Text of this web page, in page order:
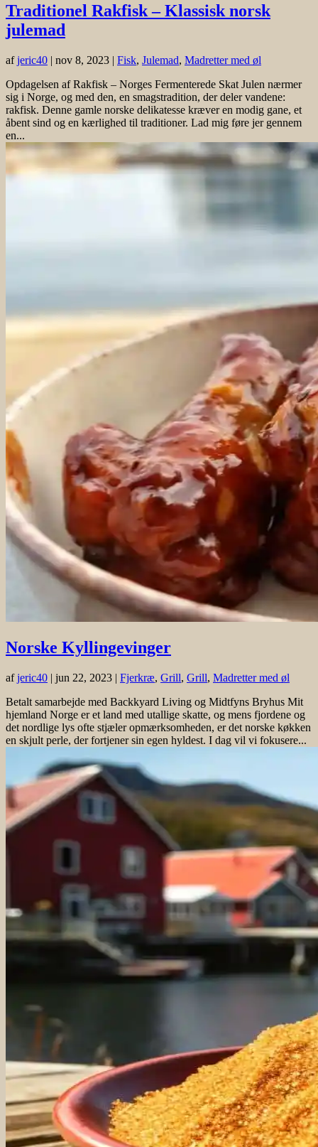
Traditionel Rakfisk – Klassisk norsk
julemad
afjeric40 | nov 8, 2023 | Fisk, Julemad, Madretter med øl
Opdagelsen af Rakfisk – Norges Fermenterede Skat Julen nærmer
sig i Norge, og med den, en smagstradition, der deler vandene:
rakfisk. Denne gamle norske delikatesse kræver en modig gane, et
åbent sind og en kærlighed til traditioner. Lad mig føre jer gennem
en...
Norske Kyllingevinger
afjeric40 | jun 22, 2023 | Fjerkræ, Grill, Grill, Madretter med øl
Betalt samarbejde med Backkyard Living og Midtfyns Bryhus Mit
hjemland Norge er et land med utallige skatte, og mens fjordene og
det nordlige lys ofte stjæler opmærksomheden, er det norske køkken
en skjult perle, der fortjener sin egen hyldest. I dag vil vi fokusere...